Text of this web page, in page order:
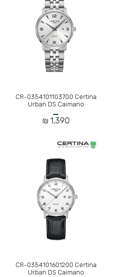
CR-0354101103700 Certina
Urban DS Caimano
1,390 ₪
CR-0354101601200 Certina
Urban DS Caimano